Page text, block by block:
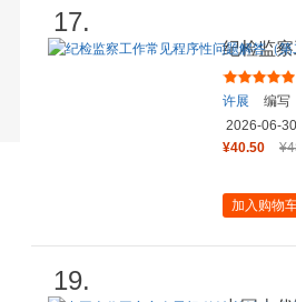
17.
纪检监
版）
许展
编写
2026-06-30
¥40.50
加入购物
19.